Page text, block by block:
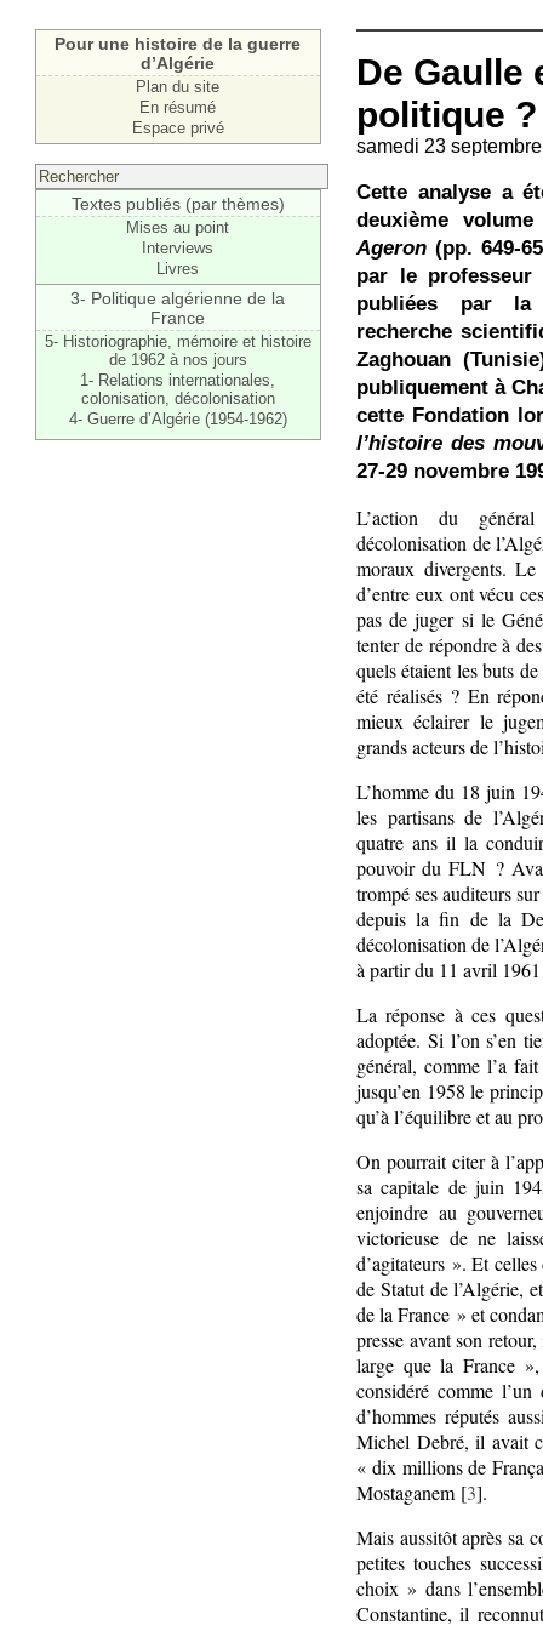
Pour une histoire de la guerre
d’Algérie
Plan du site
En résumé
Espace privé
Textes publiés (par thèmes)
Mises au point
Interviews
Livres
3- Politique algérienne de la
France
5- Historiographie, mémoire et histoire
de 1962 à nos jours
1- Relations internationales,
colonisation, décolonisation
4- Guerre d’Algérie (1954-1962)
De Gaulle
politique ?
samedi 23
Cette analyse a
deuxième
Ageron (pp. 649-
par le
publiées par la
recherche
Zaghouan
publiquement à
cette Fondation
l’histoire des
27-29 novembre
L’action du
décolonisation de
moraux divergents.
d’entre eux ont vécu
pas de juger si le
tenter de répondre à
quels étaient les buts
été réalisés ? En
mieux éclairer le
grands acteurs de
L’homme du 18 juin
les partisans de
quatre ans il la
pouvoir du FLN ?
trompé ses auditeurs
depuis la fin de la
décolonisation de
à partir du 11 avril
La réponse à ces
adoptée. Si l’on s’en
général, comme l’a
jusqu’en 1958 le
qu’à l’équilibre et au
On pourrait citer à
sa capitale de juin
enjoindre au
victorieuse de ne
d’agitateurs ». Et
de Statut de l’Algérie,
de la France » et
presse avant son
large que la France »,
considéré comme
d’hommes réputés
Michel Debré, il avait
« dix millions de
Mostaganem [3].
Mais aussitôt après sa
petites touches
choix » dans
Constantine, il